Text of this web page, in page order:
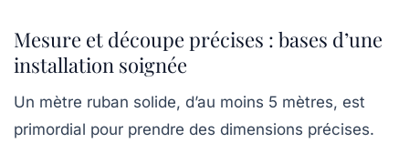
Mesure et découpe précises : bases d’une
installation soignée
Un mètre ruban solide, d’au moins 5 mètres, est
primordial pour prendre des dimensions précises.